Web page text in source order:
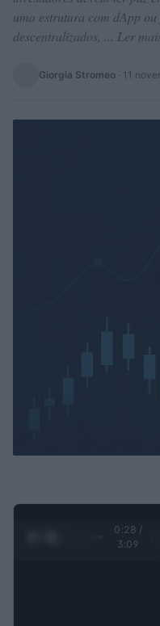
uma estrutura com dApp
descentralizados, ... Ler
Giorgia Stromeo · 11
0:29 /
3:09